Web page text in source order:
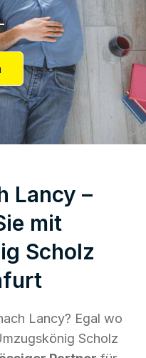
Lancy –
mit
Scholz
Lancy? Egal wo
Scholz